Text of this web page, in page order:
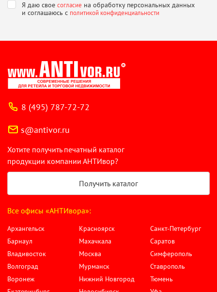
Я даю свое согласие на обработку персональных данных
и соглашаюсь с политикой конфиденциальности
8 (495) 787-72-72
s@antivor.ru
Хотите получить печатный каталог
продукции компании АНТИвор?
Получить каталог
Все офисы «АНТИвора»:
Архангельск
Барнаул
Владивосток
Волгоград
Воронеж
Красноярск
Махачкала
Москва
Мурманск
Нижний Новгород
Санкт-Петербург
Саратов
Симферополь
Ставрополь
Тюмень